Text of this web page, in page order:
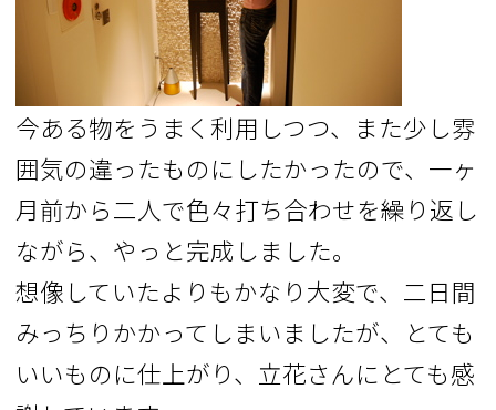
今ある物をうまく利用しつつ、また少し雰
囲気の違ったものにしたかったので、一ヶ
月前から二人で色々打ち合わせを繰り返し
ながら、やっと完成しました。
想像していたよりもかなり大変で、二日間
みっちりかかってしまいましたが、とても
いいものに仕上がり、立花さんにとても感